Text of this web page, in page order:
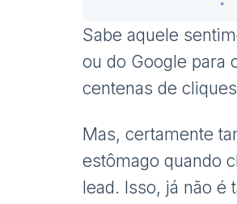
Sabe aquele
ou do Google para
centenas de
Mas, certamente
estômago quando
lead. Isso, já não é